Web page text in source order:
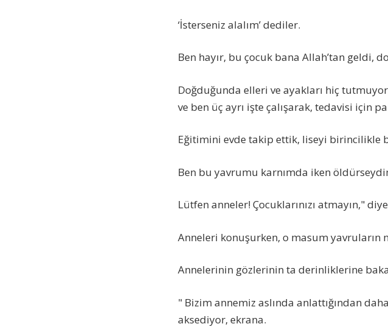
‘İsterseniz alalım’ dediler.
Ben hayır, bu çocuk bana Allah’tan geldi,
Doğduğunda elleri ve ayakları hiç
ve ben üç ayrı işte çalışarak, tedavisi için
Eğitimini evde takip ettik, liseyi
Ben bu yavrumu karnımda iken
Lütfen anneler! Çocuklarınızı atmayın,"
Anneleri konuşurken, o masum yavruların
Annelerinin gözlerinin ta derinliklerine
" Bizim annemiz aslında anlattığından
aksediyor, ekrana.